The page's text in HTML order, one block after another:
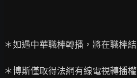
＊如遇中華職棒轉播，將在職棒
＊博斯僅取得法網有線電視轉播權